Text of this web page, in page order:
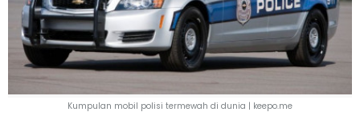
Kumpulan mobil polisi termewah di dunia | keepo.me